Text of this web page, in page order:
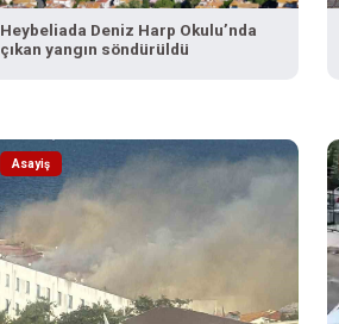
Heybeliada Deniz Harp Okulu’nda
çıkan yangın söndürüldü
Asayiş